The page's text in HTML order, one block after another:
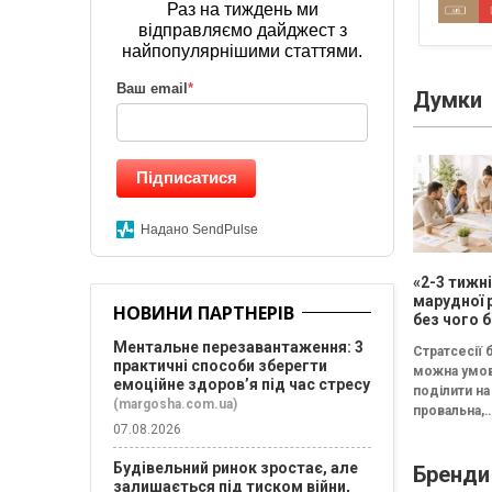
Думки
«2-3 тижні
марудної
без чого
Стратсесії
можна
поділити
провальна,
Провальна
Бренди
Раз на тиждень ми
відправляємо дайджест з
найпопулярнішими статтями.
Ваш email *
Підписатися
Надано SendPulse
НОВИНИ ПАРТНЕРІВ
Ментальне перезавантаження: 3
практичні способи зберегти
емоційне здоров’я під час стресу
(margosha.com.ua)
07.08.2026
Будівельний ринок зростає, але
залишається під тиском війни,